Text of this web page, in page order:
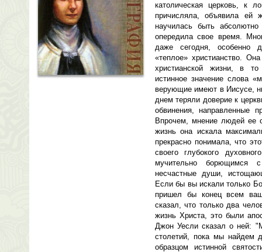
католическая церковь, к
причисляла, объявила ей
научилась быть
опередила свое время.
даже сегодня, особенно
«теплое» христианство.
христианской жизни, в
истинное значение слова
верующие имеют в Иисусе,
днем теряли доверие к
обвинения, направленные
Впрочем, мнение людей ее
жизнь она искала
прекрасно понимала, что
своего глубокого
мучительно борющимся
несчастные души,
Если бы вы искали только
пришел бы конец всем
сказал, что только два
жизнь Христа, это были
Джон Уесли сказал о ней:
столетий, пока мы найдем
образцом истинной